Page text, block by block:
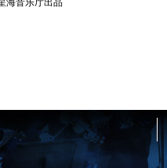
海音乐厅出品